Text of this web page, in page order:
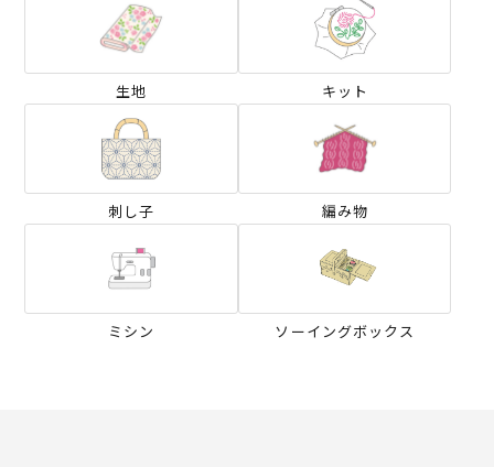
生地 キット
刺し子 編み物
ミシン ソーイングボックス